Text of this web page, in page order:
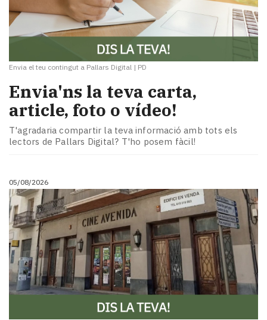
Envia el teu contingut a Pallars Digital | PD
Envia'ns la teva carta,
article, foto o vídeo!
T'agradaria compartir la teva informació amb tots els
lectors de Pallars Digital? T'ho posem fàcil!
05/08/2026